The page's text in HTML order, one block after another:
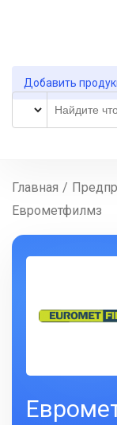
Добавить
Главная /
Еврометфилмз